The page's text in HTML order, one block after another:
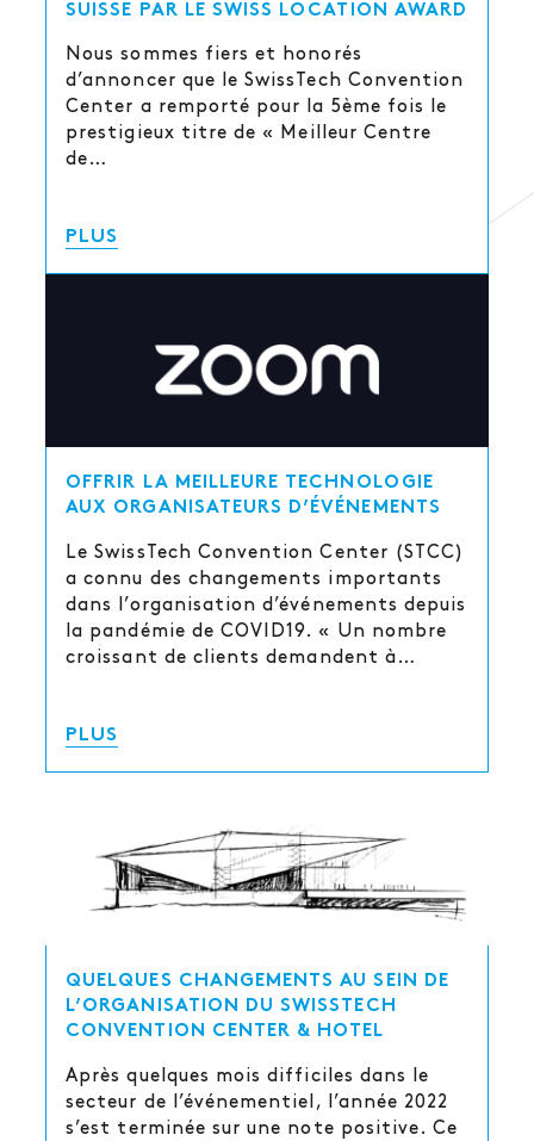
SUISSE PAR LE SWISS LOCATION AWARD
Nous sommes fiers et honorés
d’annoncer que le SwissTech Convention
Center a remporté pour la 5ème fois le
prestigieux titre de « Meilleur Centre
de…
PLUS
OFFRIR LA MEILLEURE TECHNOLOGIE
AUX ORGANISATEURS D’ÉVÉNEMENTS
Le SwissTech Convention Center (STCC)
a connu des changements importants
dans l’organisation d’événements depuis
la pandémie de COVID19. « Un nombre
croissant de clients demandent à…
PLUS
QUELQUES CHANGEMENTS AU SEIN DE
L’ORGANISATION DU SWISSTECH
CONVENTION CENTER & HOTEL
Après quelques mois difficiles dans le
secteur de l’événementiel, l’année 2022
s’est terminée sur une note positive. Ce